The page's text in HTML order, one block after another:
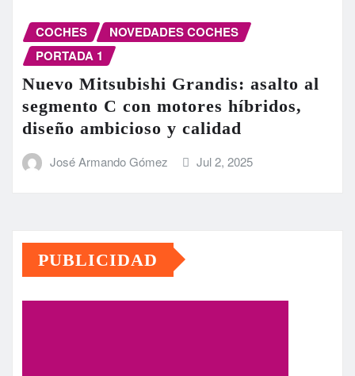
COCHES
NOVEDADES COCHES
PORTADA 1
Nuevo Mitsubishi Grandis: asalto al
segmento C con motores híbridos,
diseño ambicioso y calidad
José Armando Gómez Jul 2, 2025
PUBLICIDAD